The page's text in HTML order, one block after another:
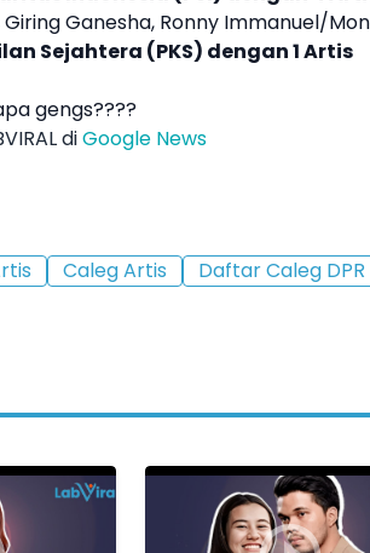
Giring Ganesha, Ronny Immanuel/
Sejahtera (PKS) dengan 1Artis
gengs????
diGoogle News
Caleg Artis Daftar Caleg DPR